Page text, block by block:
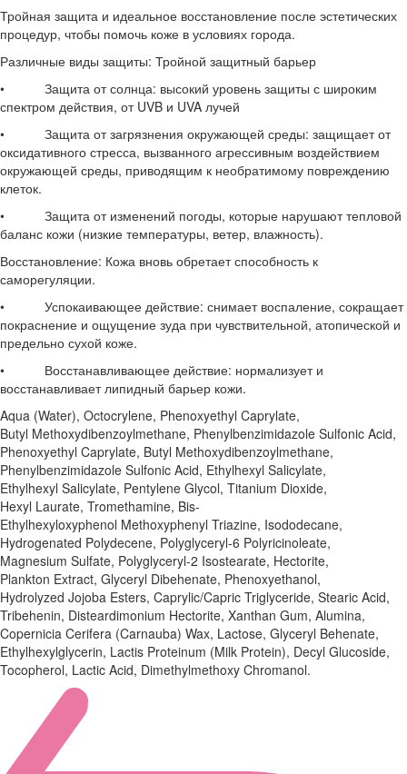
Тройная защита и идеальное восстановление после эстетических
процедур, чтобы помочь коже в условиях города.
Различные виды защиты: Тройной защитный барьер
• Защита от солнца: высокий уровень защиты с широким
спектром действия, от UVB и UVA лучей
• Защита от загрязнения окружающей среды: защищает от
оксидативного стресса, вызванного агрессивным воздействием
окружающей среды, приводящим к необратимому повреждению
клеток.
• Защита от изменений погоды, которые нарушают тепловой
баланс кожи (низкие температуры, ветер, влажность).
Восстановление: Кожа вновь обретает способность к
саморегуляции.
• Успокаивающее действие: снимает воспаление, сокращает
покраснение и ощущение зуда при чувствительной, атопической и
предельно сухой коже.
• Восстанавливающее действие: нормализует и
восстанавливает липидный барьер кожи.
Aqua (Water), Octocrylene, Phenoxyethyl Caprylate,
Butyl Methoxydibenzoylmethane, Phenylbenzimidazole Sulfonic Acid,
Phenoxyethyl Caprylate, Butyl Methoxydibenzoylmethane,
Phenylbenzimidazole Sulfonic Acid, Ethylhexyl Salicylate,
Ethylhexyl Salicylate, Pentylene Glycol, Titanium Dioxide,
Hexyl Laurate, Tromethamine, Bis-
Ethylhexyloxyphenol Methoxyphenyl Triazine, Isododecane,
Hydrogenated Polydecene, Polyglyceryl-6 Polyricinoleate,
Magnesium Sulfate, Polyglyceryl-2 Isostearate, Hectorite,
Plankton Extract, Glyceryl Dibehenate, Phenoxyethanol,
Hydrolyzed Jojoba Esters, Caprylic/Capric Triglyceride, Stearic Acid,
Tribehenin, Disteardimonium Hectorite, Xanthan Gum, Alumina,
Copernicia Cerifera (Carnauba) Wax, Lactose, Glyceryl Behenate,
Ethylhexylglycerin, Lactis Proteinum (Milk Protein), Decyl Glucoside,
Tocopherol, Lactic Acid, Dimethylmethoxy Chromanol.